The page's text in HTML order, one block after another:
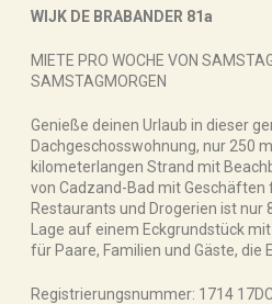
WIJK DE BRABANDER 81a
MIETE PRO WOCHE VON
SAMSTAGMORGEN
Genieße deinen Urlaub in dieser
Dachgeschosswohnung, nur 250
kilometerlangen Strand mit
von Cadzand-Bad mit
Restaurants und Drogerien ist nur
Lage auf einem Eckgrundstück
für Paare, Familien und Gäste, die
Registrierungsnummer: 1714